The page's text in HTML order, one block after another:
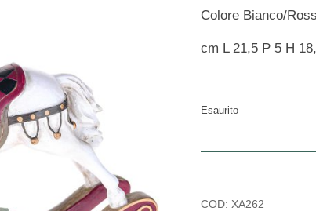
Colore Bianco/
cm L 21,5 P 5 H
Esaurito
COD: XA262